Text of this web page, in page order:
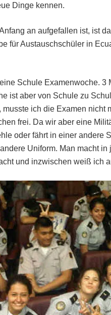
Dinge kennen.
an aufgefallen ist, ist
für Austauschschüler in
Schule Examenwoche.
ist aber von Schule zu
ich die Examen nicht
frei. Da wir aber eine
oder fährt in einer andere
Uniform. Man macht
und inzwischen weiß ich